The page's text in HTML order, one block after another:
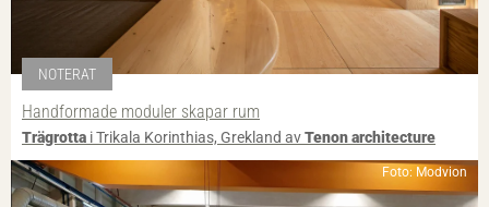
NOTERAT
Handformade moduler skapar rum
Trägrotta i Trikala Korinthias, Grekland avTenon architecture
Foto: Modvion